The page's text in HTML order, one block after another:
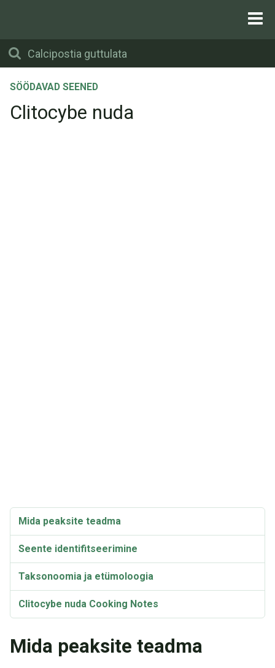
SÖÖDAVAD SEENED
Clitocybe nuda
Mida peaksite teadma
Seente identifitseerimine
Taksonoomia ja etümoloogia
Clitocybe nuda Cooking Notes
Mida peaksite teadma